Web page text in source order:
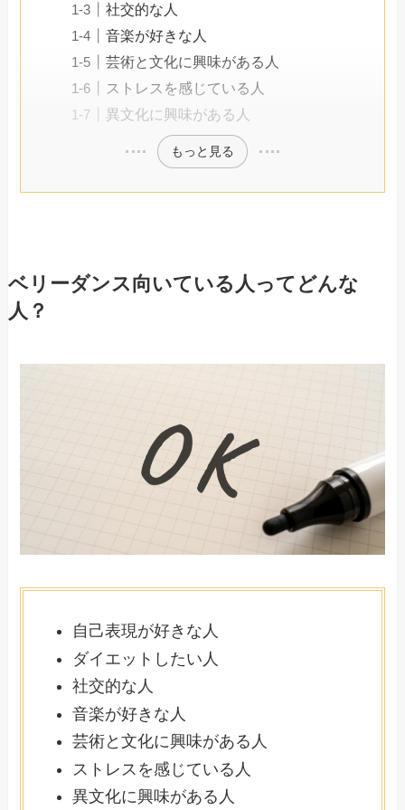
社交的な人
音楽が好きな人
芸術と文化に興味がある人
ストレスを感じている人
異文化に興味がある人
もっと見る
ベリーダンス向いている人ってどんな
人？
自己表現が好きな人
ダイエットしたい人
社交的な人
音楽が好きな人
芸術と文化に興味がある人
ストレスを感じている人
異文化に興味がある人